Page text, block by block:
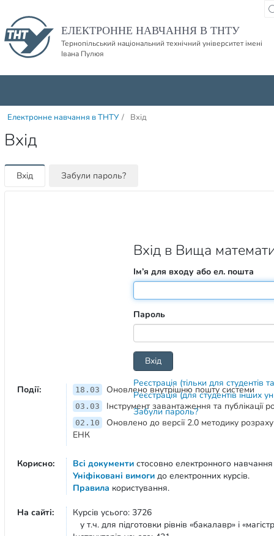
ЕЛЕКТРОННЕ НАВЧАННЯ В ТНТУ
Тернопільський національний технічний університет імені
Івана Пулюя
Електронне навчання в ТНТУ / Вхід
Вхід
Вхід Забули пароль?
Вхід в Вища
Ім’я для входу або ел. пошта
Пароль
Реєстрація (тільки для студентів
Реєстрація (для студентів інших
Забули пароль?
Події: 18.03 Оновлено внутрішню пошту системи
03.03 Інструмент завантаження та публікації
02.10
Оновлено до версії 2.0 методику
ЕНК
Корисно: Всі документи стосовно електронного
Уніфіковані вимоги до електронних курсів.
Правила користування.
На сайті:
Курсів усього: 3726
у т.ч. для підготовки рівнів «бакалавр» і